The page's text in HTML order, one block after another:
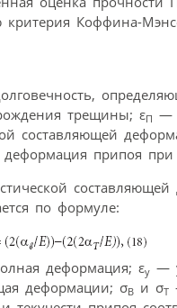
Коффина-
трещины; εП —
составляющей
деформация припоя
по формуле:
деформация; εу —
деформации; σВ и σТ